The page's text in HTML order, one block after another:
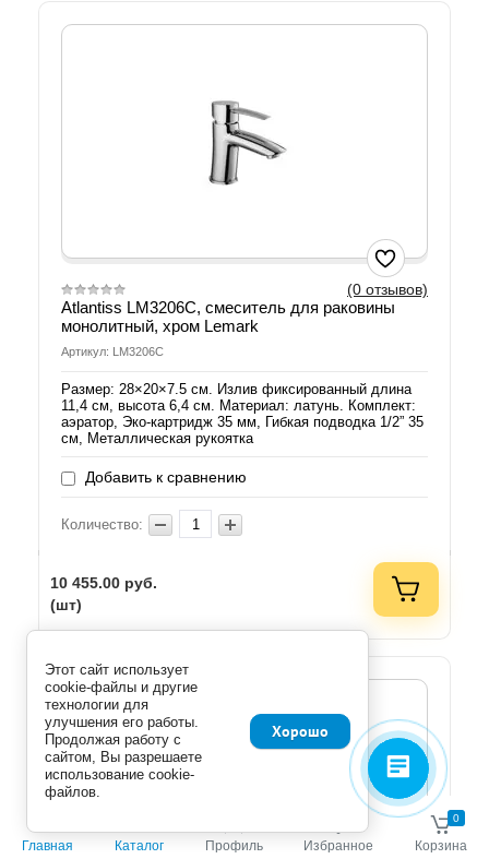
(0 отзывов)
Atlantiss LM3206C, смеситель для раковины
монолитный, хром Lemark
Артикул: LM3206C
Размер: 28×20×7.5 см. Излив фиксированный длина
11,4 см, высота 6,4 см. Материал: латунь. Комплект:
аэратор, Эко-картридж 35 мм, Гибкая подводка 1/2” 35
см, Металлическая рукоятка
Добавить к сравнению
Количество:
10 455.00 руб.
(шт)
Главная Каталог Профиль Избранное
0
Корзина
Этот сайт использует
cookie-файлы и другие
технологии для
улучшения его работы.
Продолжая работу с
сайтом, Вы разрешаете
использование cookie-
файлов.
Хорошо